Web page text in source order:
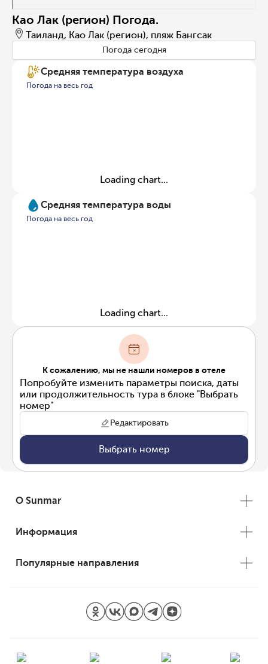
Као Лак (регион) Погода.
Таиланд, Као Лак (регион), пляж Бангсак
Погода сегодня
Средняя температура воздуха
Погода на весь год
Loading chart...
Средняя температура воды
Погода на весь год
Loading chart...
К сожалению, мы не нашли номеров в отеле
Попробуйте изменить параметры поиска, даты
или продолжительность тура в блоке "Выбрать
номер"
Редактировать
Выбрать номер
О Sunmar
Информация
Популярные направления